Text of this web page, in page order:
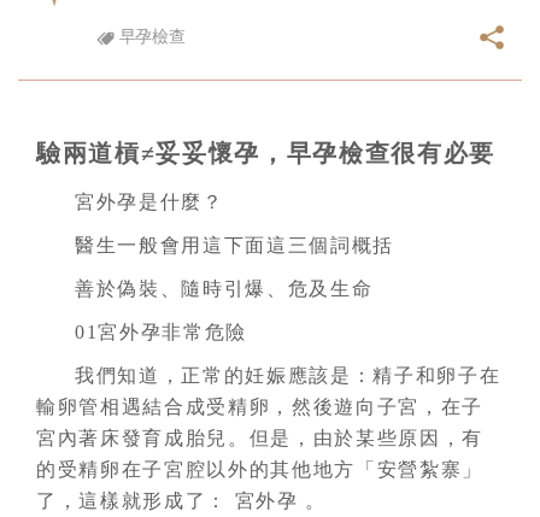
早孕檢查
驗兩道槓≠妥妥懷孕，早孕檢查很有必要
宮外孕是什麼？
醫生一般會用這下面這三個詞概括
善於偽裝、隨時引爆、危及生命
01宮外孕非常危險
我們知道，正常的妊娠應該是：精子和卵子在
輸卵管相遇結合成受精卵，然後遊向子宮，在子
宮內著床發育成胎兒。但是，由於某些原因，有
的受精卵在子宮腔以外的其他地方「安營紮寨」
了，這樣就形成了： 宮外孕 。